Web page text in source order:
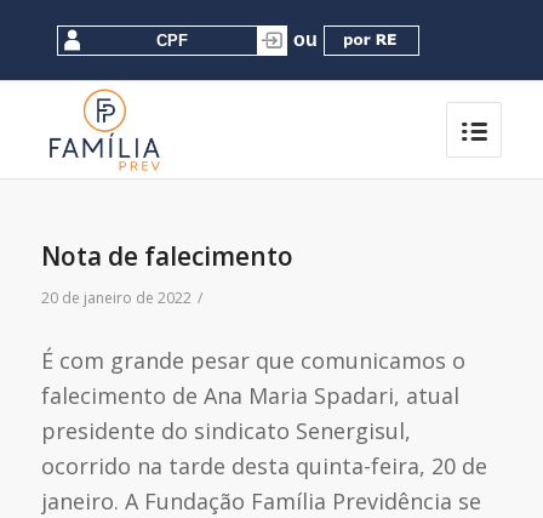
Nota de falecimento
20 de janeiro de 2022 /
É com grande pesar que comunicamos o
falecimento de Ana Maria Spadari, atual
presidente do sindicato Senergisul,
ocorrido na tarde desta quinta-feira, 20 de
janeiro. A Fundação Família Previdência se